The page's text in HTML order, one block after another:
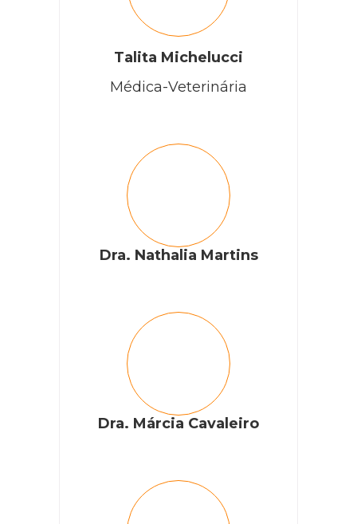
Talita Michelucci
Médica-Veterinária
Dra. Nathalia Martins
Dra. Márcia Cavaleiro